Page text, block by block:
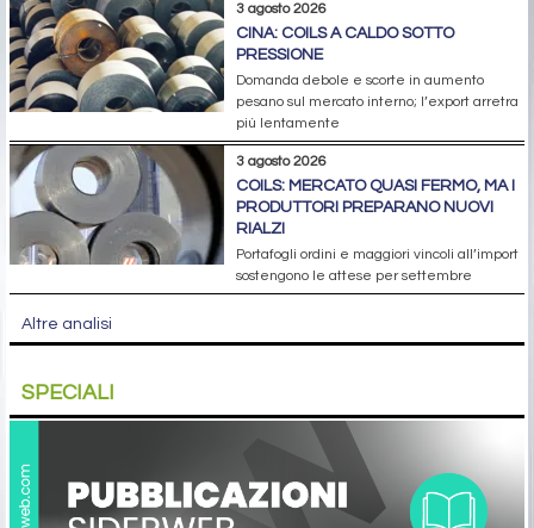
3 agosto 2026
CINA: COILS A CALDO SOTTO
PRESSIONE
Domanda debole e scorte in aumento
pesano sul mercato interno; l’export arretra
più lentamente
3 agosto 2026
COILS: MERCATO QUASI FERMO, MA I
PRODUTTORI PREPARANO NUOVI
RIALZI
Portafogli ordini e maggiori vincoli all’import
sostengono le attese per settembre
Altre analisi
SPECIALI